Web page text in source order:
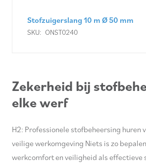
Stofzuigerslang 10 m Ø 50 mm
SKU: ONST0240
Zekerheid bij
elke werf
H2: Professionele stofbeheersing huren
veilige werkomgeving Niets is zo
werkcomfort en veiligheid als effectieve